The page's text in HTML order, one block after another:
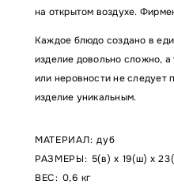
на открытом воздухе.
Каждое блюдо создано в
изделие довольно сложно,
или неровности не следует
изделие уникальным.
МАТЕРИАЛ: дуб
РАЗМЕРЫ: 5(в) x 19(ш) x
ВЕС: 0,6 кг